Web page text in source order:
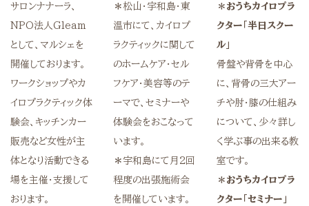
サロンナナーラ、
NPO法人Gleam
として、マルシェを
開催しております。
ワークショップやカ
イロプラクティック体
験会、キッチンカー
販売など女性が主
体となり活動できる
場を主催・支援して
おります。
＊松山・宇和島・東
温市にて、カイロプ
ラクティックに関して
のホームケア・セル
フケア・美容等のテ
ーマで、セミナーや
体験会をおこなって
います。
＊宇和島にて月2回
程度の出張施術会
を開催しています。
＊おうちカイロプラ
クター「半日スクー
ル」
骨盤や背骨を中心
に、背骨の三大アー
チや肘・膝の仕組み
について、少々詳し
く学ぶ事の出来る教
室です。
＊おうちカイロプラ
クター「セミナー」